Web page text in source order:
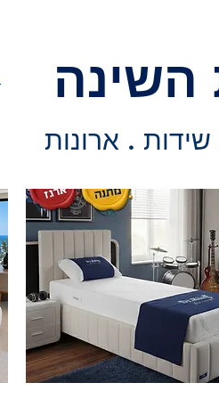
השינה
. ארונות